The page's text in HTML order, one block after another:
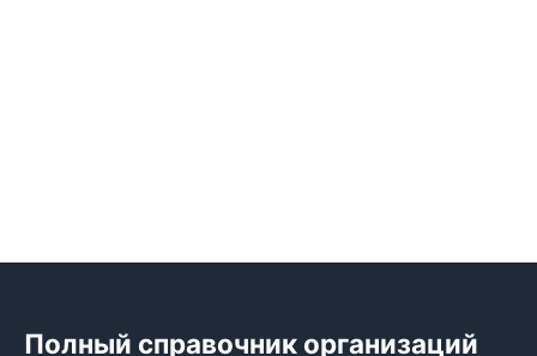
Полный справочник организаций